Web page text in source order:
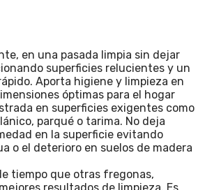
en una pasada limpia sin dejar
superficies relucientes y un
Aporta higiene y limpieza en
óptimas para el hogar
en superficies exigentes como
parqué o tarima. No deja
en la superficie evitando
o el deterioro en suelos de madera
tiempo que otras fregonas,
resultados de limpieza. Es